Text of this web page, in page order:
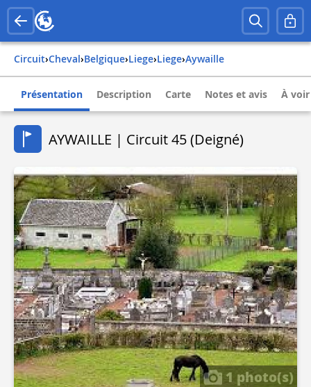
Circuit› Cheval› belgique› liege› liege› aywaille
Présentation Description Carte Notes et avis À
AYWAILLE | Circuit 45 (Deigné)
1 photo(s)